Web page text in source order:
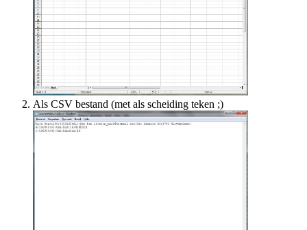
Als CSV bestand (met als scheiding teken ;)